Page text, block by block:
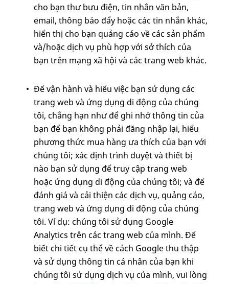
cho bạn thư bưu điện, tin nhắn văn bản,
email, thông báo đẩy hoặc các tin nhắn khác,
hiển thị cho bạn quảng cáo về các sản phẩm
và/hoặc dịch vụ phù hợp với sở thích của
bạn trên mạng xã hội và các trang web khác.
Để vận hành và hiểu việc bạn sử dụng các
trang web và ứng dụng di động của chúng
tôi, chẳng hạn như để ghi nhớ thông tin của
bạn để bạn không phải đăng nhập lại, hiểu
phương thức mua hàng ưa thích của bạn với
chúng tôi; xác định trình duyệt và thiết bị
nào bạn sử dụng để truy cập trang web
hoặc ứng dụng di động của chúng tôi; và để
đánh giá và cải thiện các dịch vụ, quảng cáo,
trang web và ứng dụng di động của chúng
tôi. Ví dụ: chúng tôi sử dụng Google
Analytics trên các trang web của mình. Để
biết chi tiết cụ thể về cách Google thu thập
và sử dụng thông tin cá nhân của bạn khi
chúng tôi sử dụng dịch vụ của mình, vui lòng